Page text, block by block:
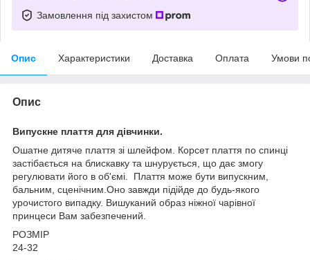
Замовлення під захистом
Опис Характеристики Доставка Оплата Умови
Опис
Випускне плаття для дівчинки.
Ошатне дитяче плаття зі шлейфом. Корсет плаття по спинці
застібається на блискавку та шнурується, що дає змогу
регулювати його в об'ємі. Плаття може бути випускним,
бальним, сценічним.Оно завжди підійде до будь-якого
урочистого випадку. Вишуканий образ ніжної чарівної
принцеси Вам забезпечений.
РОЗМІР
24-32